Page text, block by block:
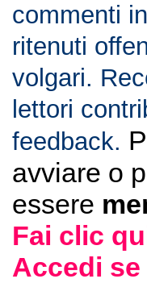
commenti
ritenuti
volgari.
lettori
feedback.
avviare o
essere
Fai clic
Accedi